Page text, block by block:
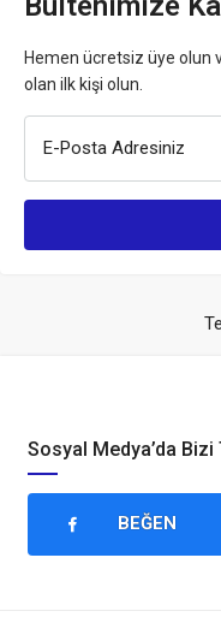
Hemen ücretsiz üye olun
olan ilk kişi olun.
E-Posta Adresiniz
Sosyal Medya’da Bizi
BEĞEN